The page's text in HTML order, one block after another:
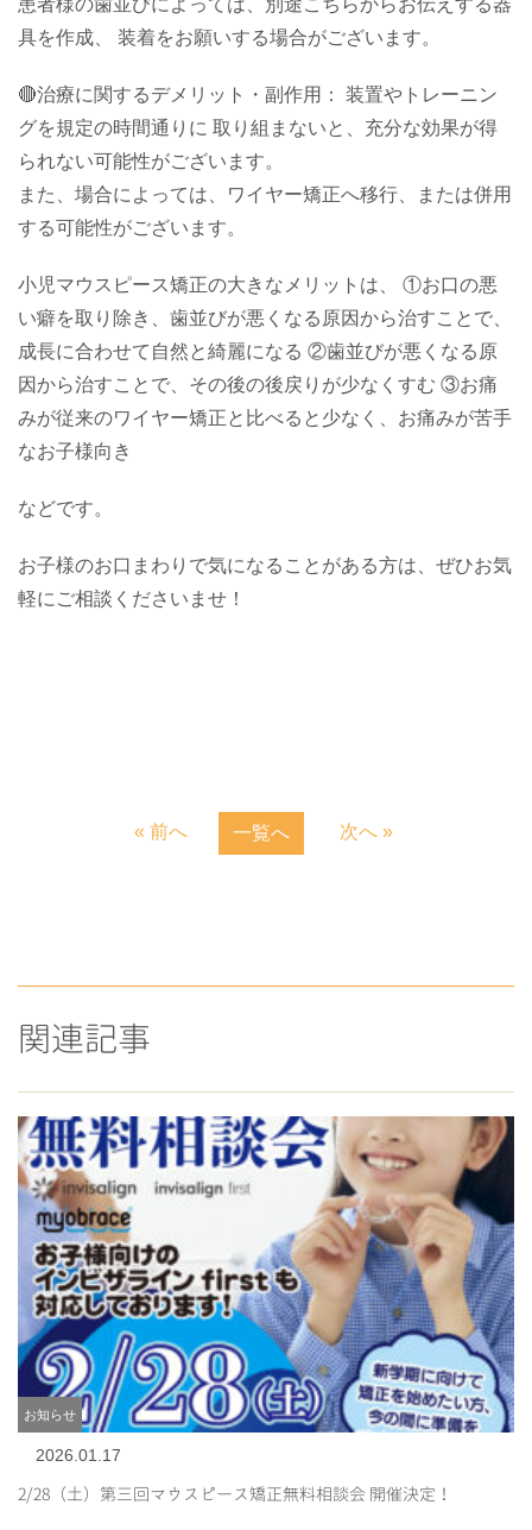
患者様の歯並びによっては、別途こちらからお伝えする器
具を作成、 装着をお願いする場合がございます。
🔴治療に関するデメリット・副作用： 装置やトレーニン
グを規定の時間通りに 取り組まないと、充分な効果が得
られない可能性がございます。
また、場合によっては、ワイヤー矯正へ移行、または併用
する可能性がございます。
小児マウスピース矯正の大きなメリットは、 ①お口の悪
い癖を取り除き、歯並びが悪くなる原因から治すことで、
成長に合わせて自然と綺麗になる ②歯並びが悪くなる原
因から治すことで、その後の後戻りが少なくすむ ③お痛
みが従来のワイヤー矯正と比べると少なく、お痛みが苦手
なお子様向き
などです。
お子様のお口まわりで気になることがある方は、ぜひお気
軽にご相談くださいませ！
« 前へ 一覧へ 次へ »
関連記事
お知らせ
2026.01.17
2/28（土）第三回マウスピース矯正無料相談会 開催決定！